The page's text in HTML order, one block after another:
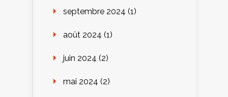
septembre 2024 (1)
août 2024 (1)
juin 2024 (2)
mai 2024 (2)